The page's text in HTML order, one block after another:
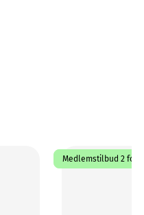
Medlemstilbud 2 for 1